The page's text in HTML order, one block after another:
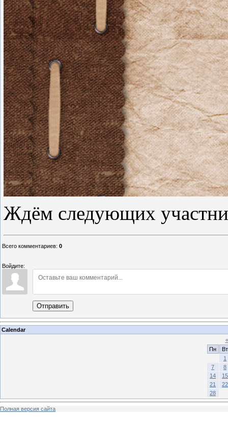
Ждём следующих
Всего комментариев: 0
Войдите:
Отправить
Calendar
«
Пн
Вт
1
7
8
14
15
21
22
28
Полная версия сайта